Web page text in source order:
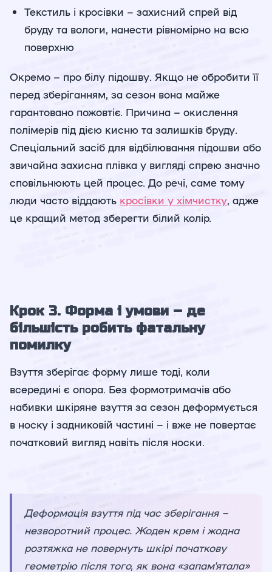
Текстиль і кросівки – захисний спрей від
бруду та вологи, нанести рівномірно на всю
поверхню
Окремо – про білу підошву. Якщо не обробити її
перед зберіганням, за сезон вона майже
гарантовано пожовтіє. Причина – окислення
полімерів під дією кисню та залишків бруду.
Спеціальний засіб для відбілювання підошви або
звичайна захисна плівка у вигляді спрею значно
сповільнюють цей процес. До речі, саме тому
люди часто віддають кросівки у хімчистку , адже
це кращий метод зберегти білий колір.
Крок 3. Форма і умови – де
більшість робить фатальну
помилку
Взуття зберігає форму лише тоді, коли
всередині є опора. Без формотримачів або
набивки шкіряне взуття за сезон деформується
в носку і задниковій частині – і вже не повертає
початковий вигляд навіть після носки.
Деформація взуття під час зберігання –
незворотний процес. Жоден крем і жодна
розтяжка не повернуть шкірі початкову
геометрію після того, як вона «запам'ятала»